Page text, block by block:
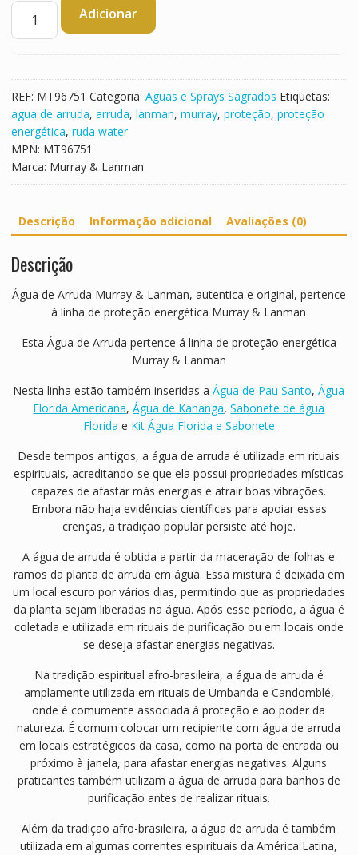
Quantidade
Agua
Arruda
Adicionar
REF: MT96751 Categoria: Aguas e Sprays Sagrados Etiquetas:
agua de arruda, arruda, lanman, murray, proteção, proteção
energética, ruda water
MPN: MT96751
Marca: Murray & Lanman
Descrição Informação adicional Avaliações (0)
Descrição
Água de Arruda Murray & Lanman, autentica e original, pertence
á linha de proteção energética Murray & Lanman
Esta Água de Arruda pertence á linha de proteção energética
Murray & Lanman
Nesta linha estão também inseridas aÁgua de Pau Santo,Água
Florida Americana,Água de Kananga,Sabonete de água
Florida e Kit Água Florida e Sabonete
Desde tempos antigos, a água de arruda é utilizada em rituais
espirituais, acreditando-se que ela possui propriedades místicas
capazes de afastar más energias e atrair boas vibrações.
Embora não haja evidências científicas para apoiar essas
crenças, a tradição popular persiste até hoje.
A água de arruda é obtida a partir da maceração de folhas e
ramos da planta de arruda em água. Essa mistura é deixada em
um local escuro por vários dias, permitindo que as propriedades
da planta sejam liberadas na água. Após esse período, a água é
coletada e utilizada em rituais de purificação ou em locais onde
se deseja afastar energias negativas.
Na tradição espiritual afro-brasileira, a água de arruda é
amplamente utilizada em rituais de Umbanda e Candomblé,
onde é comumente associada à proteção e ao poder da
natureza. É comum colocar um recipiente com água de arruda
em locais estratégicos da casa, como na porta de entrada ou
próximo à janela, para afastar energias negativas. Alguns
praticantes também utilizam a água de arruda para banhos de
purificação antes de realizar rituais.
Além da tradição afro-brasileira, a água de arruda é também
utilizada em algumas correntes espirituais da América Latina,